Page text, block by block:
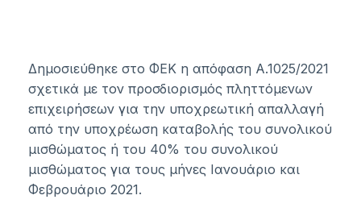
Δημοσιεύθηκε στο ΦΕΚ η απόφαση Α.1025/2021
σχετικά με τον προσδιορισμός πληττόμενων
επιχειρήσεων για την υποχρεωτική απαλλαγή
από την υποχρέωση καταβολής του συνολικού
μισθώματος ή του 40% του συνολικού
μισθώματος για τους μήνες Ιανουάριο και
Φεβρουάριο 2021.